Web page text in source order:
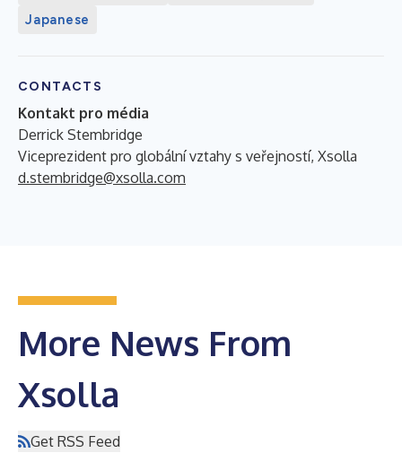
Japanese
CONTACTS
Kontakt pro média
Derrick Stembridge
Viceprezident pro globální vztahy s veřejností, Xsolla
d.stembridge@xsolla.com
More News From
Xsolla
Get RSS Feed